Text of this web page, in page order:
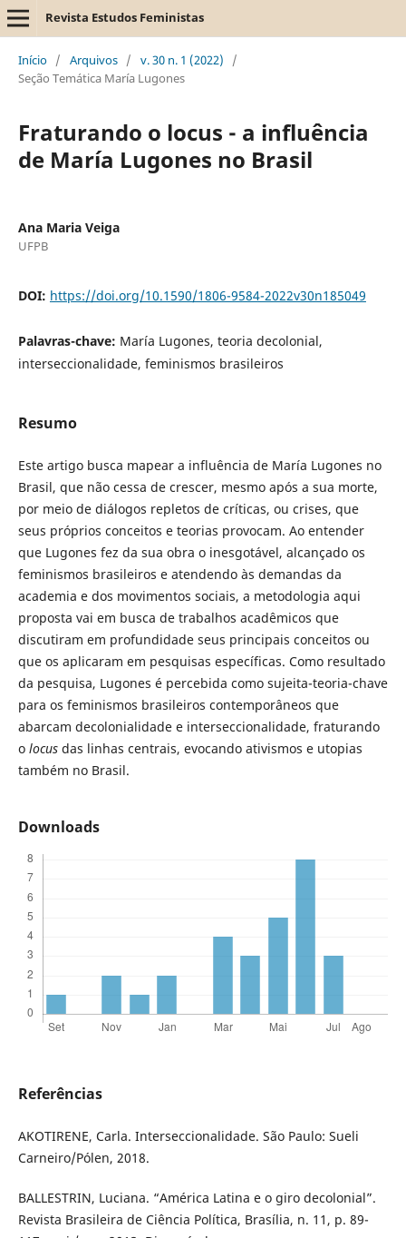
Revista Estudos Feministas
Início / Arquivos / v. 30 n. 1 (2022)
/
Seção Temática María Lugones
Fraturando o locus - a influência
de María Lugones no Brasil
Ana Maria Veiga
UFPB
DOI: https://doi.org/10.1590/1806-9584-2022v30n185049
Palavras-chave: María Lugones, teoria decolonial,
interseccionalidade, feminismos brasileiros
Resumo
Este artigo busca mapear a influência de María Lugones no
Brasil, que não cessa de crescer, mesmo após a sua morte,
por meio de diálogos repletos de críticas, ou crises, que
seus próprios conceitos e teorias provocam. Ao entender
que Lugones fez da sua obra o inesgotável, alcançado os
feminismos brasileiros e atendendo às demandas da
academia e dos movimentos sociais, a metodologia aqui
proposta vai em busca de trabalhos acadêmicos que
discutiram em profundidade seus principais conceitos ou
que os aplicaram em pesquisas específicas. Como resultado
da pesquisa, Lugones é percebida como sujeita-teoria-chave
para os feminismos brasileiros contemporâneos que
abarcam decolonialidade e interseccionalidade, fraturando
o locusdas linhas centrais, evocando ativismos e utopias
também no Brasil.
Downloads
Referências
AKOTIRENE, Carla. Interseccionalidade. São Paulo: Sueli
Carneiro/Pólen, 2018.
BALLESTRIN, Luciana. “América Latina e o giro decolonial”.
Revista Brasileira de Ciência Política, Brasília, n. 11, p. 89-